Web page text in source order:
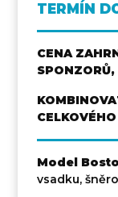
TERMÍN
CENA
SPONZORŮ,
Model
vsadku,